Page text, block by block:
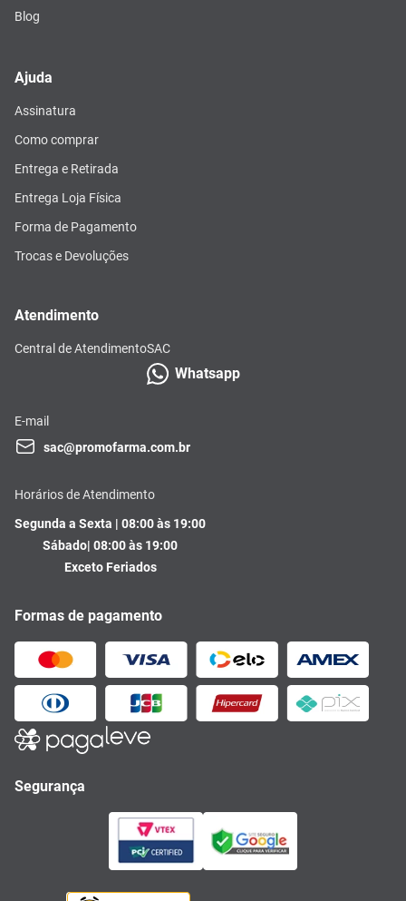
Blog
Ajuda
Assinatura
Como comprar
Entrega e Retirada
Entrega Loja Física
Forma de Pagamento
Trocas e Devoluções
Atendimento
Central de AtendimentoSAC
Whatsapp
E-mail
sac@promofarma.com.br
Horários de Atendimento
Segunda a Sexta | 08:00 às 19:00
Sábado| 08:00 às 19:00
Exceto Feriados
Formas de pagamento
Segurança